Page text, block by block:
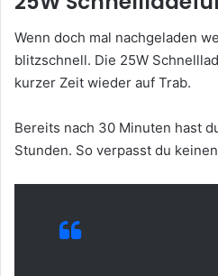
Wenn doch mal nachgeladen
blitzschnell. Die 25W
kurzer Zeit wieder auf Trab.
Bereits nach 30 Minuten hast
Stunden. So verpasst du